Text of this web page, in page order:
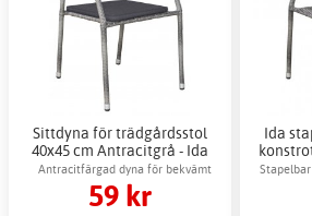
Sittdyna för trädgårdsstol
40x45 cm Antracitgrå - Ida
Antracitfärgad dyna för bekvämt
utomhusbruk
59 kr
Ida